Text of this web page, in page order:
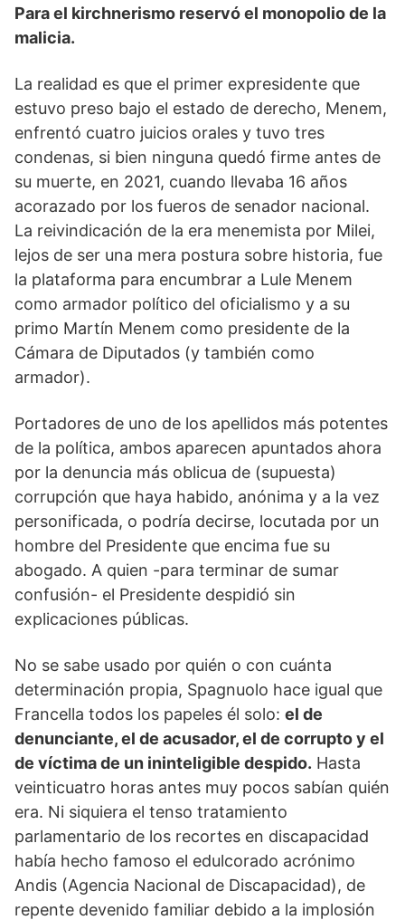
Para el kirchnerismo reservó el monopolio de la
malicia.
La realidad es que el primer expresidente que
estuvo preso bajo el estado de derecho, Menem,
enfrentó cuatro juicios orales y tuvo tres
condenas, si bien ninguna quedó firme antes de
su muerte, en 2021, cuando llevaba 16 años
acorazado por los fueros de senador nacional.
La reivindicación de la era menemista por Milei,
lejos de ser una mera postura sobre historia, fue
la plataforma para encumbrar a Lule Menem
como armador político del oficialismo y a su
primo Martín Menem como presidente de la
Cámara de Diputados (y también como
armador).
Portadores de uno de los apellidos más potentes
de la política, ambos aparecen apuntados ahora
por la denuncia más oblicua de (supuesta)
corrupción que haya habido, anónima y a la vez
personificada, o podría decirse, locutada por un
hombre del Presidente que encima fue su
abogado. A quien -para terminar de sumar
confusión- el Presidente despidió sin
explicaciones públicas.
No se sabe usado por quién o con cuánta
determinación propia, Spagnuolo hace igual que
Francella todos los papeles él solo: el de
denunciante, el de acusador, el de corrupto y el
de víctima de un ininteligible despido. Hasta
veinticuatro horas antes muy pocos sabían quién
era. Ni siquiera el tenso tratamiento
parlamentario de los recortes en discapacidad
había hecho famoso el edulcorado acrónimo
Andis (Agencia Nacional de Discapacidad), de
repente devenido familiar debido a la implosión